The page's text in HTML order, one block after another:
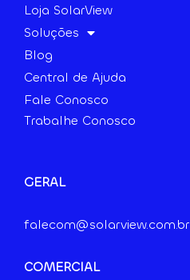
Loja SolarView
Soluções
Blog
Central de Ajuda
Fale Conosco
Trabalhe Conosco
GERAL
falecom@solarview.com.br
COMERCIAL